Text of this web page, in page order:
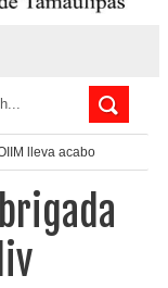
lleva acabo